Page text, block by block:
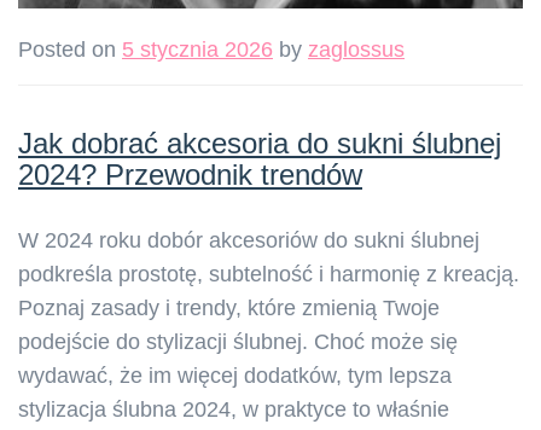
Posted on 5 stycznia 2026 by zaglossus
Jak dobrać akcesoria do sukni ślubnej
2024? Przewodnik trendów
W 2024 roku dobór akcesoriów do sukni ślubnej
podkreśla prostotę, subtelność i harmonię z kreacją.
Poznaj zasady i trendy, które zmienią Twoje
podejście do stylizacji ślubnej. Choć może się
wydawać, że im więcej dodatków, tym lepsza
stylizacja ślubna 2024, w praktyce to właśnie